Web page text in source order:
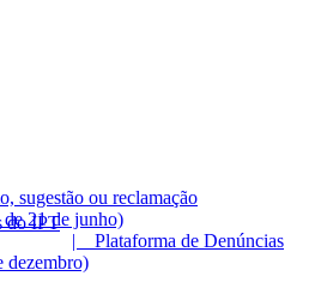
sugestão ou reclamação
21 de junho)
| Plataforma de Denúncias
dezembro)